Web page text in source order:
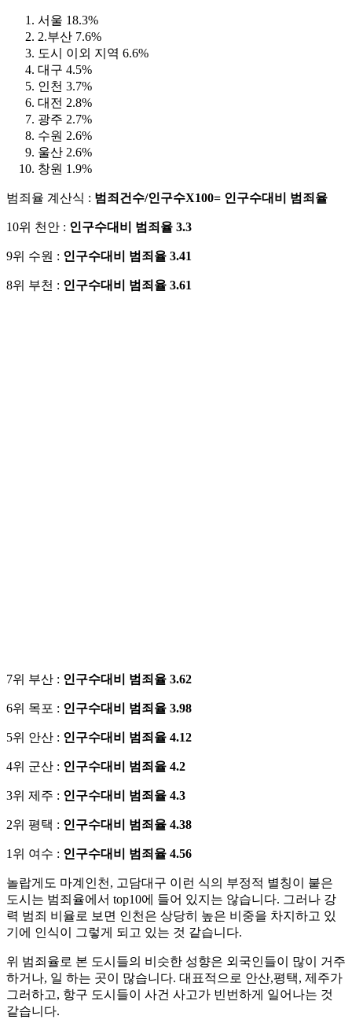
서울 18.3%
2.부산 7.6%
도시 이외 지역 6.6%
대구 4.5%
인천 3.7%
대전 2.8%
광주 2.7%
수원 2.6%
울산 2.6%
창원 1.9%
범죄율 계산식 : 범죄건수/인구수X100= 인구수대비 범죄율
10위 천안 : 인구수대비 범죄율 3.3
9위 수원 : 인구수대비 범죄율 3.41
8위 부천 : 인구수대비 범죄율 3.61
7위 부산 : 인구수대비 범죄율 3.62
6위 목포 : 인구수대비 범죄율 3.98
5위 안산 : 인구수대비 범죄율 4.12
4위 군산 : 인구수대비 범죄율 4.2
3위 제주 : 인구수대비 범죄율 4.3
2위 평택 : 인구수대비 범죄율 4.38
1위 여수 : 인구수대비 범죄율 4.56
놀랍게도 마계인천, 고담대구 이런 식의 부정적 별칭이 붙은
도시는 범죄율에서 top10에 들어 있지는 않습니다. 그러나 강
력 범죄 비율로 보면 인천은 상당히 높은 비중을 차지하고 있
기에 인식이 그렇게 되고 있는 것 같습니다.
위 범죄율로 본 도시들의 비슷한 성향은 외국인들이 많이 거주
하거나, 일 하는 곳이 많습니다. 대표적으로 안산,평택, 제주가
그러하고, 항구 도시들이 사건 사고가 빈번하게 일어나는 것
같습니다.